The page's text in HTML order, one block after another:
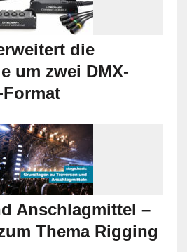
die
um zwei DMX-
Format
Anschlagmittel –
Thema Rigging